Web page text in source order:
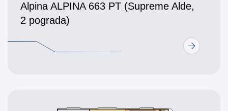
Alpina ALPINA 663 PT (Supreme Alde,
2 pograda)